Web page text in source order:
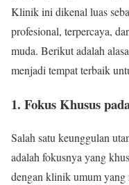
Klinik ini dikenal luas
profesional, terpercaya,
muda. Berikut adalah
menjadi tempat terbaik
1. Fokus Khusus
Salah satu keunggulan
adalah fokusnya yang
dengan klinik umum yang